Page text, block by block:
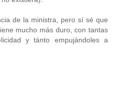
de la ministra, pero sí sé que
mucho más duro, con tantas
y tánto empujándoles a